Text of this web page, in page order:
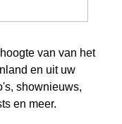
van van het
en uit uw
shownieuws,
en meer.